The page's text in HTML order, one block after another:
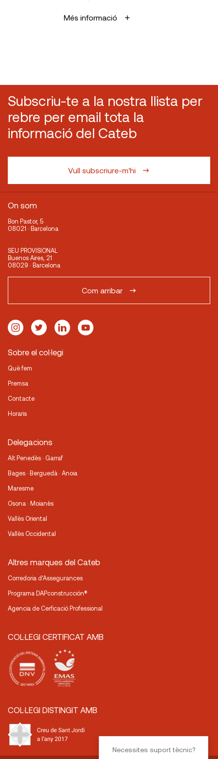
Més informació
Subscriu-te a la nostra llista per
rebre per email tota la
informació del Cateb
Vull subscriure-m'hi
On som
Bon Pastor, 5
08021 · Barcelona
SEU PROVISIONAL
Buenos Aires, 21
08029 · Barcelona
Com arribar
Sobre el col·legi
Què fem
Premsa
Contacte
Horaris
Delegacions
Alt Penedès · Garraf
Bages · Berguedà · Anoia
Maresme
Osona · Moianès
Vallès Oriental
Vallès Occidental
Altres marques del Cateb
Corredoria d’Assegurances
Programa DAPconstrucción®
Agencia de Cerficació Professional
COL·LEGI CERTIFICAT AMB
COL·LEGI DISTINGIT AMB
Necessites suport tècnic?